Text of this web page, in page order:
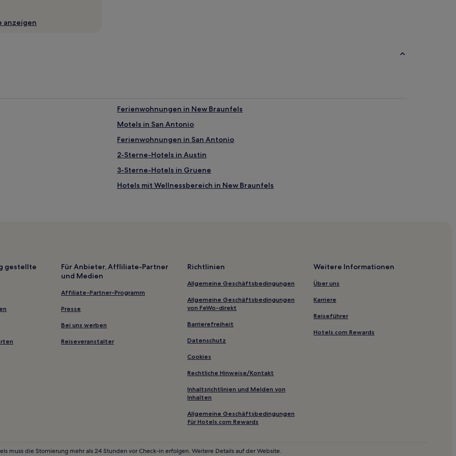
anzeigen
Ferienwohnungen in New Braunfels
Motels in San Antonio
Ferienwohnungen in San Antonio
2-Sterne-Hotels in Austin
3-Sterne-Hotels in Gruene
Hotels mit Wellnessbereich in New Braunfels
Hotels mit Weingut in Fredericksburg
Near East Side: Hotels
Hotels nahe Dry Comal Creek Winery & Vineyards
Hotels nahe Mansfield Park
gestellte
Für Anbieter, Affliliate-Partner
und Medien
Affiliate-Partner-Programm
Presse
Bei uns werben
Reiseveranstalter
Richtlinien
Allgemeine Geschäftsbedingungen
Allgemeine Geschäftsbedingungen
von FeWo-direkt
Barrierefreiheit
Datenschutz
Cookies
Rechtliche Hinweise/Kontakt
Inhaltsrichtlinien und Melden von
Inhalten
Allgemeine Geschäftsbedingungen
für Hotels.com Rewards
Weitere Informationen
Über uns
Karriere
Reiseführer
Hotels.com Rewards
muss die Stornierung mehr als 24 Stunden vor Check-in erfolgen. Weitere Details auf der Website.